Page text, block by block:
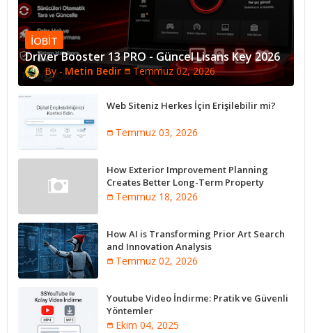
IOBIT
Driver Booster 13 PRO - Güncel Lisans Key 2026
Metin Bedir Temmuz 02, 2026
Web Siteniz Herkes İçin Erişilebilir mi?
Temmuz 03, 2026
How Exterior Improvement Planning
Creates Better Long-Term Property
Performance
Temmuz 18, 2026
How AI is Transforming Prior Art Search
and Innovation Analysis
Temmuz 02, 2026
Youtube Video İndirme: Pratik ve Güvenli
Yöntemler
Ekim 04, 2025